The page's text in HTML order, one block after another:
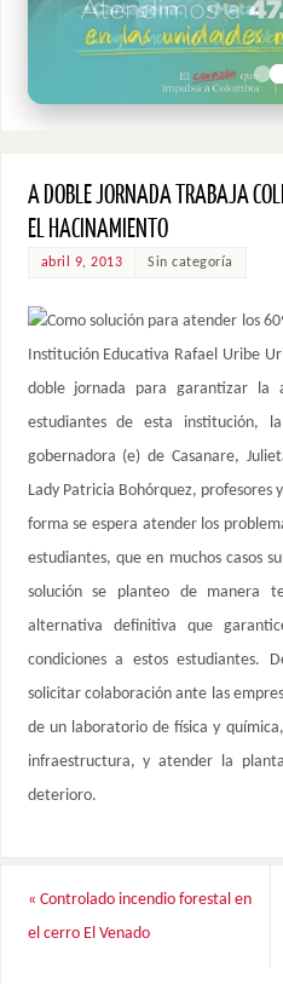
A DOBLE JORNADA TRABAJA
EL HACINAMIENTO
abril 9, 2013 Sin categoría
Como solución para atender los
Institución Educativa Rafael Uribe
doble jornada para garantizar la
estudiantes de esta institución,
gobernadora (e) de Casanare,
Lady Patricia Bohórquez, profesores
forma se espera atender los
estudiantes, que en muchos casos
solución se planteo de manera
alternativa definitiva que
condiciones a estos estudiantes.
solicitar colaboración ante las
de un laboratorio de física y
infraestructura, y atender la
deterioro.
« Controlado incendio forestal en
el cerro El Venado